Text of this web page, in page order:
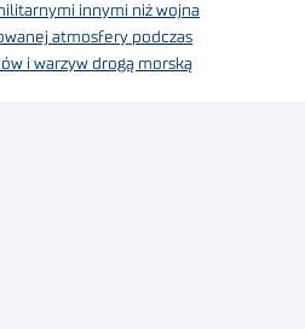
innymi niż wojna
atmosfery podczas
i warzyw drogą morską